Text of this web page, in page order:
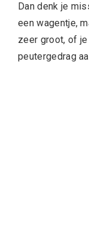
Dan denk je
een wagentje,
zeer groot, of
peutergedrag